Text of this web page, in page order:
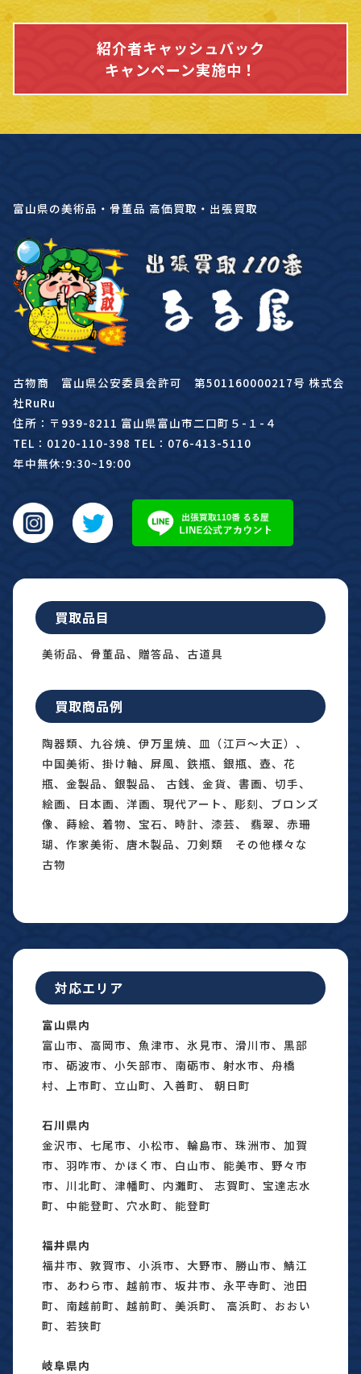
紹介者キャッシュバック
キャンペーン実施中！
富山県の美術品・骨董品 高価買取・出張買取
古物商 富山県公安委員会許可 第501160000217号 株式会
社RuRu
住所：〒939-8211 富山県富山市二口町５-１-４
TEL：0120-110-398 TEL：076-413-5110
年中無休:9:30~19:00
買取品目
美術品、骨董品、贈答品、古道具
買取商品例
陶器類、九谷焼、伊万里焼、皿（江戸〜大正）、
中国美術、掛け軸、屏風、鉄瓶、銀瓶、壺、花
瓶、金製品、銀製品、 古銭、金貨、書画、切手、
絵画、日本画、洋画、現代アート、彫刻、ブロンズ
像、蒔絵、着物、宝石、時計、漆芸、 翡翠、赤珊
瑚、作家美術、唐木製品、刀剣類 その他様々な
古物
対応エリア
富山県内
富山市、高岡市、魚津市、氷見市、滑川市、黒部
市、砺波市、小矢部市、南砺市、射水市、舟橋
村、上市町、立山町、入善町、 朝日町
石川県内
金沢市、七尾市、小松市、輪島市、珠洲市、加賀
市、羽咋市、かほく市、白山市、能美市、野々市
市、川北町、津幡町、内灘町、 志賀町、宝達志水
町、中能登町、穴水町、能登町
福井県内
福井市、敦賀市、小浜市、大野市、勝山市、鯖江
市、あわら市、越前市、坂井市、永平寺町、池田
町、南越前町、越前町、美浜町、 高浜町、おおい
町、若狭町
岐阜県内